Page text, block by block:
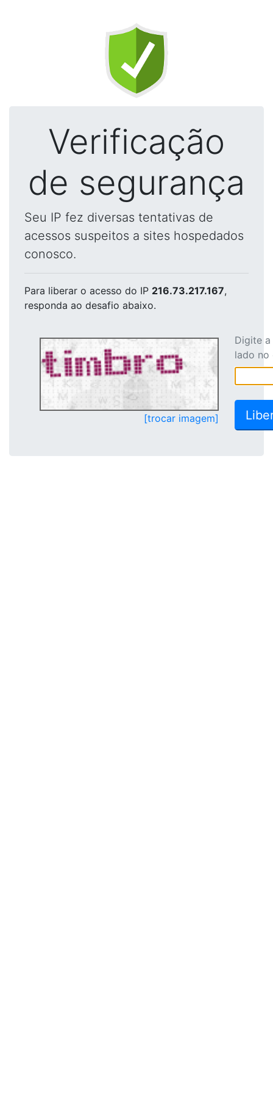
Verificação
de segurança
Seu IP fez diversas tentativas de
acessos suspeitos a sites hospedados
conosco.
Para liberar o acesso do IP 216.73.217.167,
responda ao desafio abaixo.
[trocar imagem]
Digite
lado no